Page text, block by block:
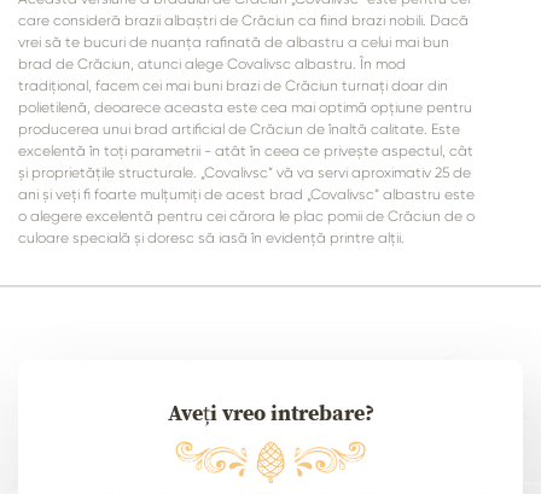
care consideră brazii albaștri de Crăciun ca fiind brazi nobili. Dacă
vrei să te bucuri de nuanța rafinată de albastru a celui mai bun
brad de Crăciun, atunci alege Covalivsc albastru. În mod
tradițional, facem cei mai buni brazi de Crăciun turnați doar din
polietilenă, deoarece aceasta este cea mai optimă opțiune pentru
producerea unui brad artificial de Crăciun de înaltă calitate. Este
excelentă în toți parametrii - atât în ceea ce privește aspectul, cât
și proprietățile structurale. „Covalivsc” vă va servi aproximativ 25 de
ani și veți fi foarte mulțumiți de acest brad „Covalivsc” albastru este
o alegere excelentă pentru cei cărora le plac pomii de Crăciun de o
culoare specială și doresc să iasă în evidență printre alții.
Aveți vreo intrebare?